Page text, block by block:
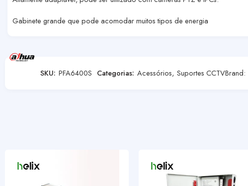
Gabinete grande que pode acomodar muitos tipos de energia
SKU: PFA6400S Categorias: Acessórios, Suportes CCTVBrand: